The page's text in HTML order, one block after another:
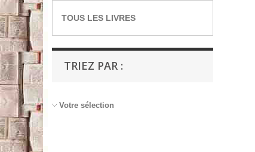
TOUS LES LIVRES
TRIEZ PAR :
Votre sélection